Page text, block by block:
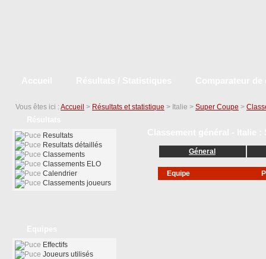
Vous êtes ici : Accueil > Résultats et statistique > Italie > Super Coupe >
Géneral
Equipe
Resultats
Resultats détaillés
Classements
Classements ELO
Calendrier
Classements joueurs
Effectifs
Joueurs utilisés